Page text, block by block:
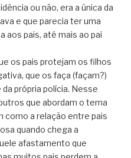
ou não, era a única da
e que parecia ter uma
aos pais, até mais ao pai
os pais protejam os filhos
que os faça (façam?)
própria polícia. Nesse
que abordam o tema
como a relação entre pais
quando chega a
afastamento que